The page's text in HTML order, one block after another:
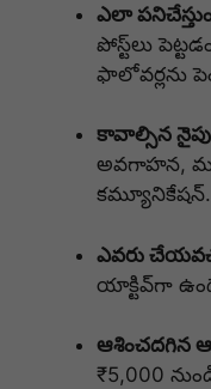
ఎలా
పోస్ట్‌లు
ఫాలోవర్లను
కావాల్సిన
అవగాహన,
కమ్యూనికేషన్.
ఎవరు
యాక్టివ్‌గా
ఆశించదగిన
₹5,000